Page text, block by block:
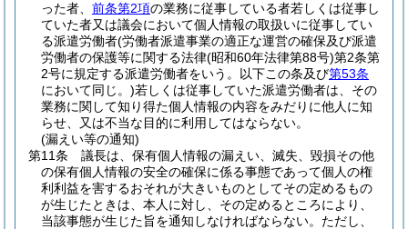
った者、 前条第2項の業務に従事している者若しくは従事し
ていた者又は議会において個人情報の取扱いに従事してい
る派遣労働者(労働者派遣事業の適正な運営の確保及び派遣
労働者の保護等に関する法律(昭和60年法律第88号)第2条第
2号に規定する派遣労働者をいう。以下この条及び第53条
において同じ。)若しくは従事していた派遣労働者は、その
業務に関して知り得た個人情報の内容をみだりに他人に知
らせ、又は不当な目的に利用してはならない。
(漏えい等の通知)
第11条
議長は、保有個人情報の漏えい、滅失、毀損その他
の保有個人情報の安全の確保に係る事態であって個人の権
利利益を害するおそれが大きいものとしてその定めるもの
が生じたときは、本人に対し、その定めるところにより、
当該事態が生じた旨を通知しなければならない。 ただし、